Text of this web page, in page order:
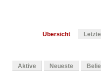
Übersicht
Aktive Neueste